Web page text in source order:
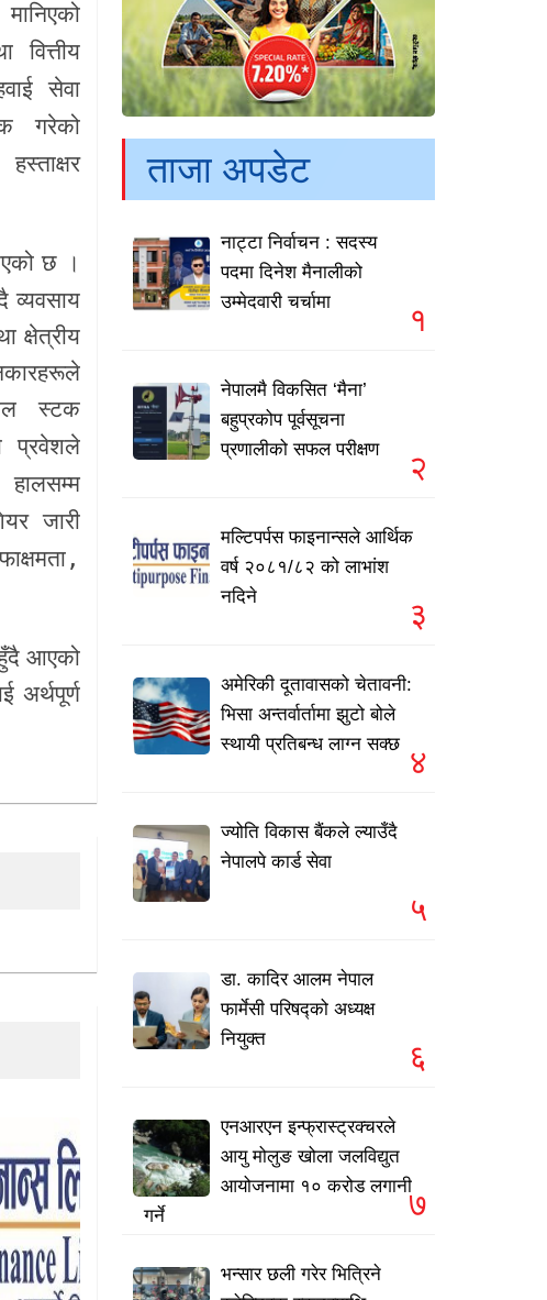
सेवा
गरेको
छ ।
व्यवसाय
क्षेत्रीय
स्टक
प्रवेशले
जारी
हुँदै आएको
अर्थपूर्ण
ताजा अपडेट
नाट्टा निर्वाचन : सदस्य
पदमा दिनेश मैनालीको
उम्मेदवारी चर्चामा
१
नेपालमै विकसित ‘मैना’
बहुप्रकोप पूर्वसूचना
प्रणालीको सफल परीक्षण
२
मल्टिपर्पस फाइनान्सले आर्थिक
वर्ष २०८१/८२ को लाभांश
नदिने
३
अमेरिकी दूतावासको चेतावनी:
भिसा अन्तर्वार्तामा झुटो बोले
स्थायी प्रतिबन्ध लाग्न सक्छ ४
ज्योति विकास बैंकले ल्याउँदै
नेपालपे कार्ड सेवा
५
डा. कादिर आलम नेपाल
फार्मेसी परिषद्को अध्यक्ष
नियुक्त
६
एनआरएन इन्फ्रास्ट्रक्चरले
आयु मोलुङ खोला जलविद्युत
आयोजनामा १० करोड लगानी
गर्ने
७
भन्सार छली गरेर भित्रिने